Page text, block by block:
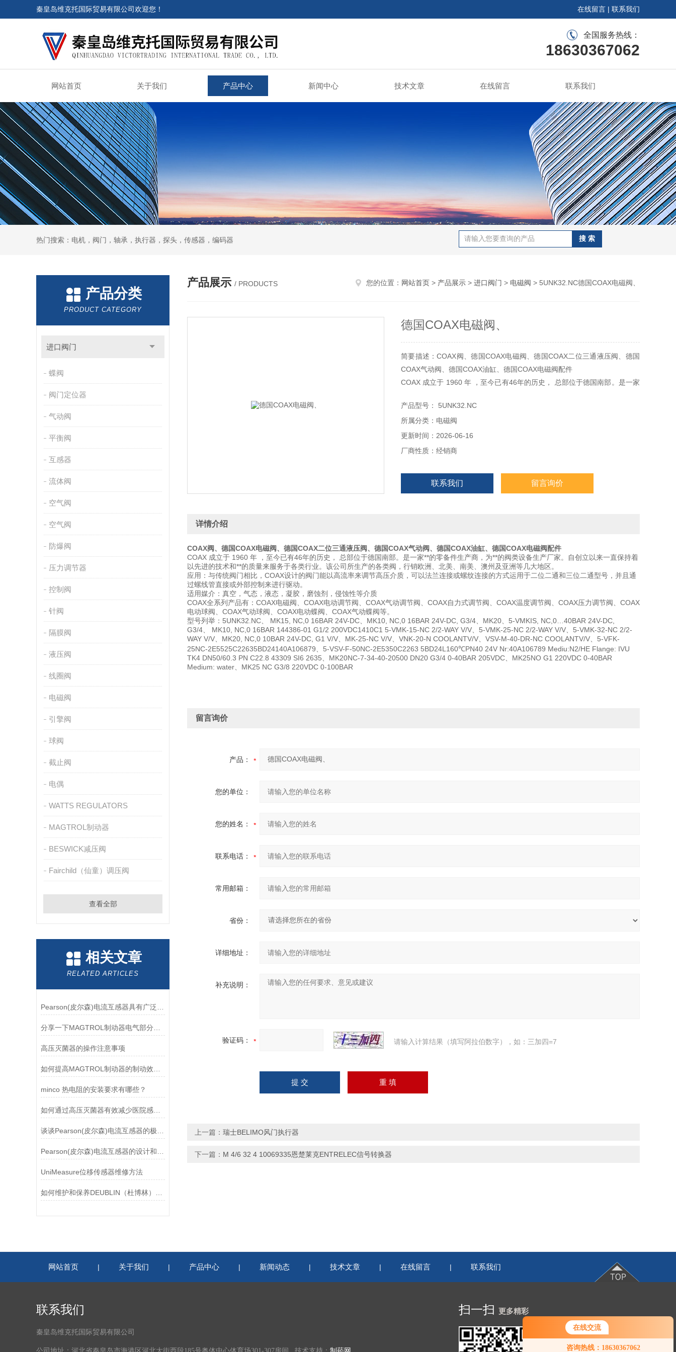
在线交流
咨询热线：18630367062
您好！欢迎前来咨询，很高兴为您
秦皇岛维克托国际贸易有限公司欢迎您！ 在线留言 | 联系我们
全国服务热线：
18630367062
网站首页 关于我们 产品中心 新闻中心 技术文章 在线留言 联系我们
热门搜索：电机，阀门，轴承，执行器，探头，传感器，编码器
产品分类
PRODUCT CATEGORY
进口阀门
蝶阀
阀门定位器
气动阀
平衡阀
互感器
流体阀
空气阀
空气阀
防爆阀
压力调节器
控制阀
针阀
隔膜阀
液压阀
线圈阀
电磁阀
引擎阀
球阀
截止阀
电偶
WATTS REGULATORS
MAGTROL制动器
BESWICK减压阀
Fairchild（仙童）调压阀
查看全部
相关文章
RELATED ARTICLES
高压灭菌器的操作注意事项
minco 热电阻的安装要求有哪些？
如何通过高压灭菌器有效减少医院感染风险？
UniMeasure位移传感器维修方法
产品展示 / PRODUCTS 您的位置： 网站首页 > 产品展示 > 进口阀门 > 电磁阀 > 5UNK32.NC德国COAX电磁阀、
德国COAX电磁阀、
简要描述：COAX阀、德国COAX电磁阀、德国COAX二位三通液压阀、德国
COAX气动阀、德国COAX油缸、德国COAX电磁阀配件
COAX 成立于 1960 年 ，至今已有46年的历史， 总部位于德国南部。是一家
的技术和**的质量来服务于各类行业。该公司所生产的各类阀，行销欧洲、北
美、南美、澳州及亚洲等几大地区。
应用：与传统阀门相比
产品型号： 5UNK32.NC
所属分类：电磁阀
更新时间：2026-06-16
厂商性质：经销商
联系我们 留言询价
详情介绍
COAX阀、德国COAX电磁阀、德国COAX二位三通液压阀、德国COAX气动阀、德国COAX油缸、德国COAX电磁阀配件
COAX 成立于 1960 年 ，至今已有46年的历史， 总部位于德国南部。是一家**的零备件生产商，为**的阀类设备生产厂家。自创立以来一直保持着
以先进的技术和**的质量来服务于各类行业。该公司所生产的各类阀，行销欧洲、北美、南美、澳州及亚洲等几大地区。
应用：与传统阀门相比，COAX设计的阀门能以高流率来调节高压介质，可以法兰连接或螺纹连接的方式运用于二位二通和三位二通型号，并且通
过螺线管直接或外部控制来进行驱动。
适用媒介：真空，气态，液态，凝胶，磨蚀剂，侵蚀性等介质
COAX全系列产品有：COAX电磁阀、COAX电动调节阀、COAX气动调节阀、COAX自力式调节阀、COAX温度调节阀、COAX压力调节阀、COAX
电动球阀、COAX气动球阀、COAX电动蝶阀、COAX气动蝶阀等。
型号列举：5UNK32.NC、 MK15, NC,0 16BAR 24V-DC、MK10, NC,0 16BAR 24V-DC, G3/4、MK20、5-VMKIS, NC,0…40BAR 24V-DC,
G3/4、 MK10, NC,0 16BAR 144386-01 G1/2 200VDC1410C1 5-VMK-15-NC 2/2-WAY V/V、5-VMK-25-NC 2/2-WAY V/V、5-VMK-32-NC 2/2-
WAY V/V、MK20, NC,0 10BAR 24V-DC, G1 V/V、MK-25-NC V/V、VNK-20-N COOLANTV/V、VSV-M-40-DR-NC COOLANTV/V、5-VFK-
25NC-2E5525C22635BD24140A106879、5-VSV-F-50NC-2E5350C2263 5BD24L160℃PN40 24V Nr:40A106789 Mediu:N2/HE Flange: IVU
TK4 DN50/60.3 PN C22.8 43309 SI6 2635、MK20NC-7-34-40-20500 DN20 G3/4 0-40BAR 205VDC、MK25NO G1 220VDC 0-40BAR
Medium: water、MK25 NC G3/8 220VDC 0-100BAR
留言询价
产品：
您的单位：
您的姓名：
联系电话：
常用邮箱：
省份：
详细地址：
补充说明：
验证码： 请输入计算结果（填写阿拉伯数字），如：三加四=7
上一篇： 瑞士BELIMO风门执行器
下一篇： M 4/6 32 4 10069335恩楚莱克ENTRELEC信号转换器
网站首页 | 关于我们 | 产品中心 | 新闻动态 | 技术文章 | 在线留言 | 联系我们
联系我们
秦皇岛维克托国际贸易有限公司
扫一扫 更多精彩